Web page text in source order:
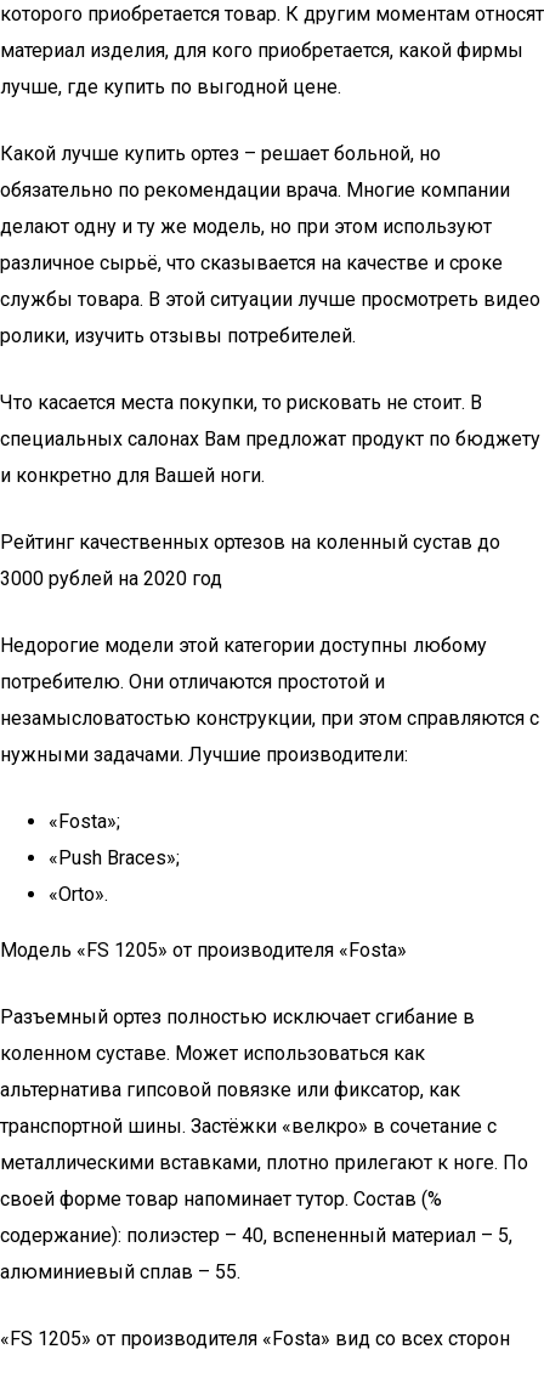
которого приобретается товар. К другим моментам относят
материал изделия, для кого приобретается, какой фирмы
лучше, где купить по выгодной цене.
Какой лучше купить ортез – решает больной, но
обязательно по рекомендации врача. Многие компании
делают одну и ту же модель, но при этом используют
различное сырьё, что сказывается на качестве и сроке
службы товара. В этой ситуации лучше просмотреть видео
ролики, изучить отзывы потребителей.
Что касается места покупки, то рисковать не стоит. В
специальных салонах Вам предложат продукт по бюджету
и конкретно для Вашей ноги.
Рейтинг качественных ортезов на коленный сустав до
3000 рублей на 2020 год
Недорогие модели этой категории доступны любому
потребителю. Они отличаются простотой и
незамысловатостью конструкции, при этом справляются с
нужными задачами. Лучшие производители:
«Fosta»;
«Push Braces»;
«Orto».
Модель «FS 1205» от производителя «Fosta»
Разъемный ортез полностью исключает сгибание в
коленном суставе. Может использоваться как
альтернатива гипсовой повязке или фиксатор, как
транспортной шины. Застёжки «велкро» в сочетание с
металлическими вставками, плотно прилегают к ноге. По
своей форме товар напоминает тутор. Состав (%
содержание): полиэстер – 40, вспененный материал – 5,
алюминиевый сплав – 55.
«FS 1205» от производителя «Fosta» вид со всех сторон